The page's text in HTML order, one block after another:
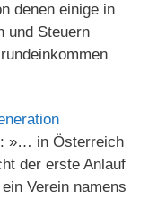
denen einige in
und Steuern
»… in Österreich
der erste Anlauf
Verein namens